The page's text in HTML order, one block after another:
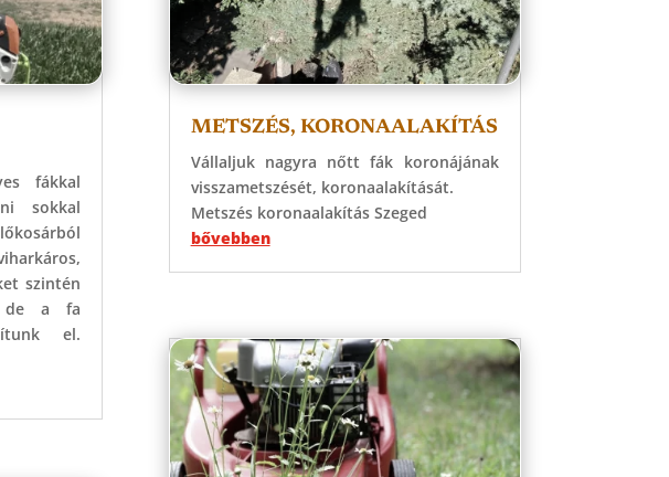
fákkal
sokkal
szintén
de a fa
el.
METSZÉS, KORONAALAKÍTÁS
Vállaljuk nagyra nőtt fák koronájának
visszametszését, koronaalakítását.
Metszés koronaalakítás Szeged
bővebben